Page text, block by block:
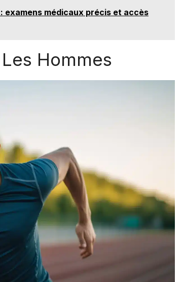
examens médicaux précis et accès
Hommes